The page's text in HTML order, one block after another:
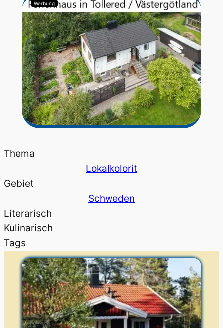
Werbung
Thema
Lokalkolorit
Gebiet
Schweden
Literarisch
Kulinarisch
Tags